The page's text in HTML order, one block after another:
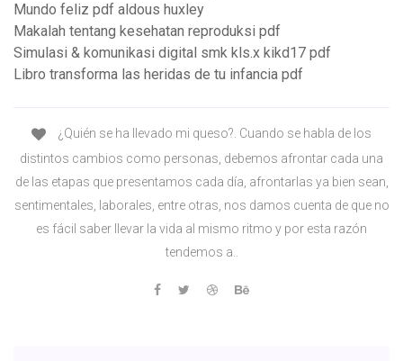
Mundo feliz pdf aldous huxley
Makalah tentang kesehatan reproduksi pdf
Simulasi & komunikasi digital smk kls.x kikd17 pdf
Libro transforma las heridas de tu infancia pdf
¿Quién se ha llevado mi queso?. Cuando se habla de los
distintos cambios como personas, debemos afrontar cada una
de las etapas que presentamos cada día, afrontarlas ya bien sean,
sentimentales, laborales, entre otras, nos damos cuenta de que no
es fácil saber llevar la vida al mismo ritmo y por esta razón
tendemos a..